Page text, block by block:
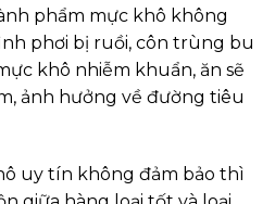
phẩm mực khô không
phơi bị ruồi, côn trùng bu
khô nhiễm khuẩn, ăn sẽ
ảnh hưởng về đường tiêu
uy tín không đảm bảo thì